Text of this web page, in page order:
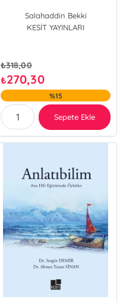
Salahaddin Bekki
Dicle Demirbaş
KESİT YAYINLARI
₺318,00
₺270,30
%15
Sepete Ekle